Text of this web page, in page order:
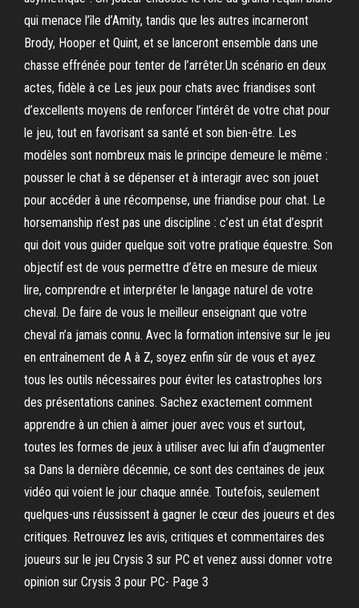
qui menace l’île d’Amity, tandis que les autres incarneront
Brody, Hooper et Quint, et se lanceront ensemble dans une
chasse effrénée pour tenter de l’arrêter.Un scénario en deux
actes, fidèle à ce Les jeux pour chats avec friandises sont
d’excellents moyens de renforcer l’intérêt de votre chat pour
le jeu, tout en favorisant sa santé et son bien-être. Les
modèles sont nombreux mais le principe demeure le même :
pousser le chat à se dépenser et à interagir avec son jouet
pour accéder à une récompense, une friandise pour chat. Le
horsemanship n’est pas une discipline : c’est un état d’esprit
qui doit vous guider quelque soit votre pratique équestre. Son
objectif est de vous permettre d’être en mesure de mieux
lire, comprendre et interpréter le langage naturel de votre
cheval. De faire de vous le meilleur enseignant que votre
cheval n’a jamais connu. Avec la formation intensive sur le jeu
en entraînement de A à Z, soyez enfin sûr de vous et ayez
tous les outils nécessaires pour éviter les catastrophes lors
des présentations canines. Sachez exactement comment
apprendre à un chien à aimer jouer avec vous et surtout,
toutes les formes de jeux à utiliser avec lui afin d’augmenter
sa Dans la dernière décennie, ce sont des centaines de jeux
vidéo qui voient le jour chaque année. Toutefois, seulement
quelques-uns réussissent à gagner le cœur des joueurs et des
critiques. Retrouvez les avis, critiques et commentaires des
joueurs sur le jeu Crysis 3 sur PC et venez aussi donner votre
opinion sur Crysis 3 pour PC- Page 3